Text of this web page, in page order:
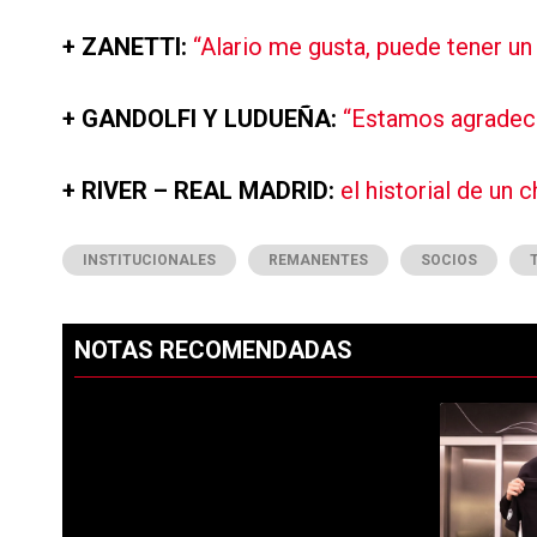
+ ZANETTI: “Alario me gusta, puede tener
+ GANDOLFI Y LUDUEÑA: “Estamos
+ RIVER – REAL MADRID: el historial de un
INSTITUCIONALES REMANENTES SOCIOS
NOTAS RECOMENDADAS
Un artículo